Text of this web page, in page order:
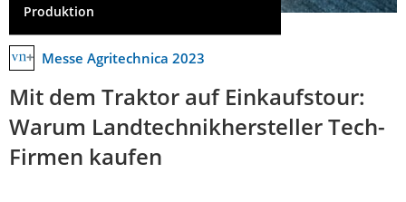
Produktion
Messe Agritechnica 2023
Mit dem Traktor auf Einkaufstour:
Warum Landtechnikhersteller Tech-
Firmen kaufen